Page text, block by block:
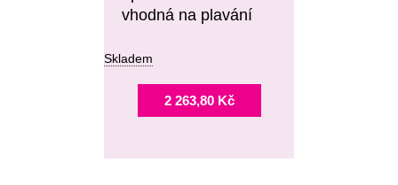
vhodná na plavání
Skladem
2 263,80 Kč